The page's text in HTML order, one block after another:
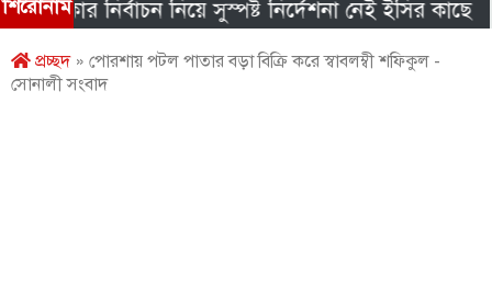
শিরোনামনির্বাচন নিয়ে সুস্পষ্ট নির্দেশনা নেই ইসির কাছে
প্রচ্ছদ» পোরশায় পটল পাতার বড়া বিক্রি করে স্বাবলম্বী শফিকুল -
সোনালী সংবাদ